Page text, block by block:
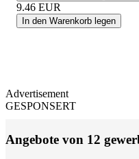
9.46 EUR
In den Warenkorb legen
Advertisement
GESPONSERT
Angebote von 12